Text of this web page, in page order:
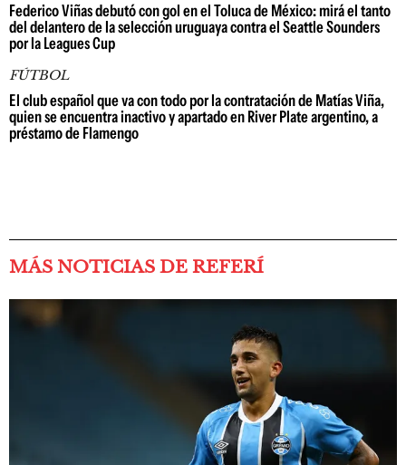
Federico Viñas debutó con gol en el Toluca de México: mirá el tanto
del delantero de la selección uruguaya contra el Seattle Sounders
por la Leagues Cup
FÚTBOL
El club español que va con todo por la contratación de Matías Viña,
quien se encuentra inactivo y apartado en River Plate argentino, a
préstamo de Flamengo
MÁS NOTICIAS DE REFERÍ